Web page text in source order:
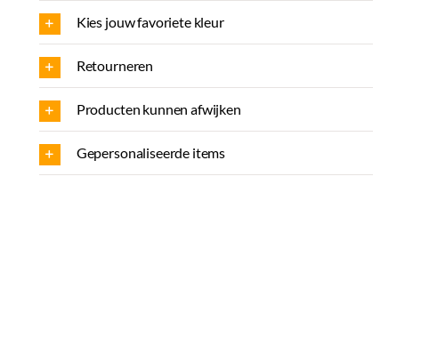
Kies jouw favoriete kleur
Retourneren
Producten kunnen afwijken
Gepersonaliseerde items